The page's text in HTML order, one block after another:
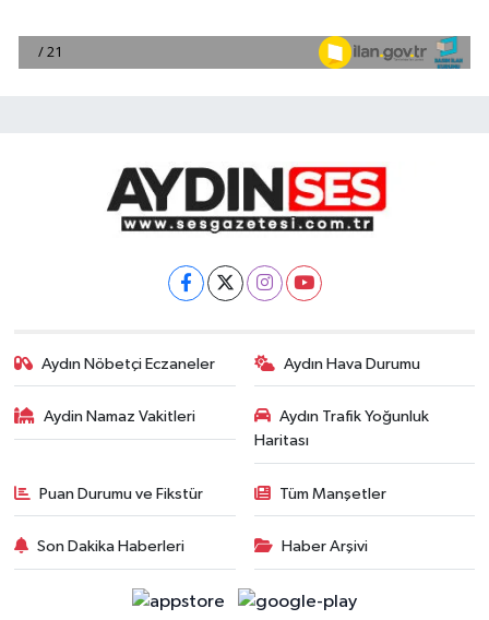
Aydın Nöbetçi Eczaneler Aydın Hava Durumu
Aydin Namaz Vakitleri
Aydın Trafik Yoğunluk
Haritası
Puan Durumu ve Fikstür Tüm Manşetler
Son Dakika Haberleri Haber Arşivi